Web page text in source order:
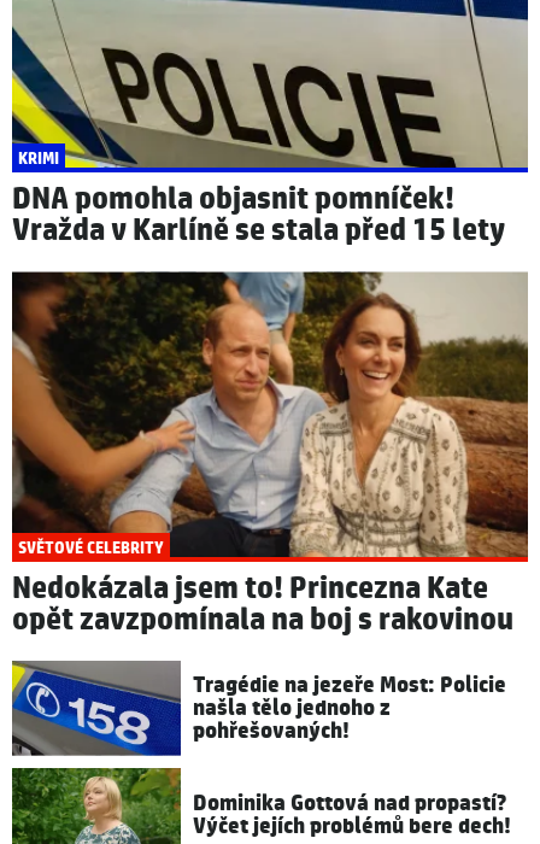
KRIMI
DNA pomohla objasnit pomníček!
Vražda v Karlíně se stala před 15 lety
SVĚTOVÉ CELEBRITY
Nedokázala jsem to! Princezna Kate
opět zavzpomínala na boj s rakovinou
Tragédie na jezeře Most: Policie
našla tělo jednoho z
pohřešovaných!
Dominika Gottová nad propastí?
Výčet jejích problémů bere dech!